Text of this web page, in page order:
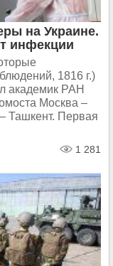
на Украине.
инфекции
1816 г.)
академик РАН
Москва –
Ташкент. Первая
1 281